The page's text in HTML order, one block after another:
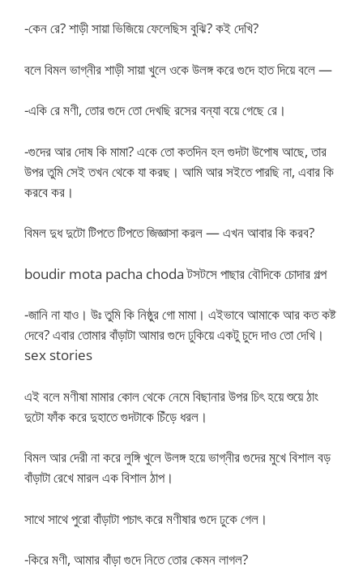
-কেন রে? শাড়ী সায়া ভিজিয়ে ফেলেছিস বুঝি? কই দেখি?
বলে বিমল ভাগ্নীর শাড়ী সায়া খুলে ওকে উলঙ্গ করে গুদে হাত দিয়ে বলে —
-একি রে মণী, তোর গুদে তো দেখছি রসের বন্যা বয়ে গেছে রে।
-গুদের আর দোষ কি মামা? একে তো কতদিন হল গুদটা উপোষ আছে, তার
উপর তুমি সেই তখন থেকে যা করছ। আমি আর সইতে পারছি না, এবার কি
করবে কর।
বিমল দুধ দুটো টিপতে টিপতে জিজ্ঞাসা করল — এখন আবার কি করব?
boudir mota pacha choda টসটসে পাছার বৌদিকে চোদার গল্প
-জানি না যাও। উঃ তুমি কি নিষ্ঠুর গো মামা। এইভাবে আমাকে আর কত কষ্ট
দেবে? এবার তোমার বাঁড়াটা আমার গুদে ঢুকিয়ে একটু চুদে দাও তো দেখি।
sex stories
এই বলে মণীষা মামার কোল থেকে নেমে বিছানার উপর চিৎ হয়ে শুয়ে ঠাং
দুটো ফাঁক করে দুহাতে গুদটাকে চিঁড়ে ধরল।
বিমল আর দেরী না করে লুঙ্গি খুলে উলঙ্গ হয়ে ভাগ্নীর গুদের মুখে বিশাল বড়
বাঁড়াটা রেখে মারল এক বিশাল ঠাপ।
সাথে সাথে পুরো বাঁড়াটা পচাৎ করে মণীষার গুদে ঢুকে গেল।
-কিরে মণী, আমার বাঁড়া গুদে নিতে তোর কেমন লাগল?